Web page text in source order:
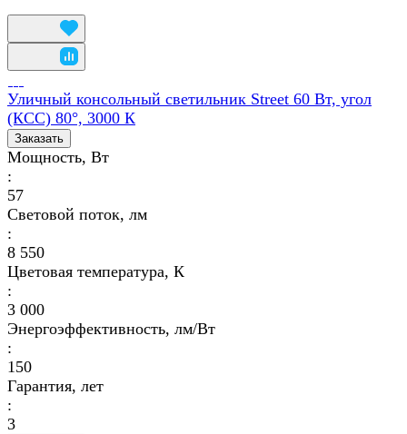
Уличный консольный светильник Street 60 Вт, угол
(КСС) 80°, 3000 К
Заказать
Мощность, Вт
:
57
Световой поток, лм
:
8 550
Цветовая температура, К
:
3 000
Энергоэффективность, лм/Вт
:
150
Гарантия, лет
:
3